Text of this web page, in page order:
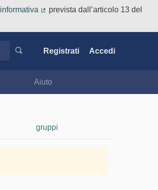
informativa
prevista dall’articolo 13 del
Registrati Accedi
Aiuto
gruppi